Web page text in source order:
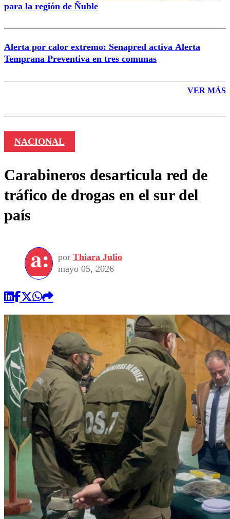
para la región de Ñuble
Alerta por calor extremo: Senapred activa Alerta
Temprana Preventiva en tres comunas
VER MÁS
NACIONAL
Carabineros desarticula red de
tráfico de drogas en el sur del
país
por Thiara Julio
mayo 05, 2026